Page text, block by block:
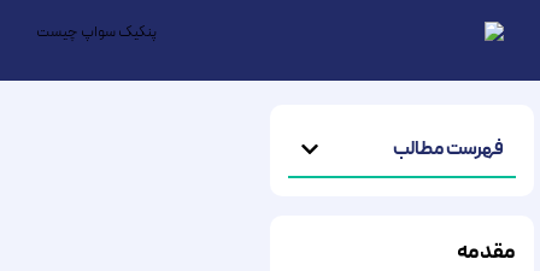
فهرست مطالب
مقدمه